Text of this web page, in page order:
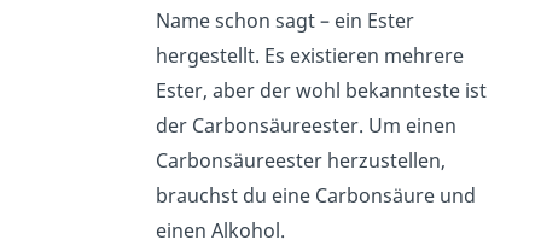
Name schon sagt – ein Ester
hergestellt. Es existieren mehrere
Ester, aber der wohl bekannteste ist
der Carbonsäureester. Um einen
Carbonsäureester herzustellen,
brauchst du eine Carbonsäure und
einen Alkohol.